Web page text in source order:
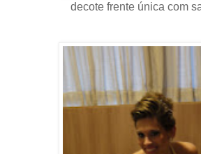
decote frente única com